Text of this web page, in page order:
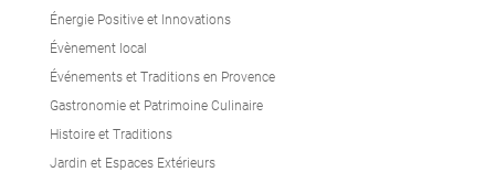
Énergie Positive et Innovations
Évènement local
Événements et Traditions en Provence
Gastronomie et Patrimoine Culinaire
Histoire et Traditions
Jardin et Espaces Extérieurs